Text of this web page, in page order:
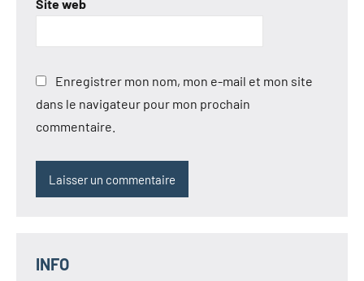
Site web
Enregistrer mon nom, mon e-mail et mon site
dans le navigateur pour mon prochain
commentaire.
INFO